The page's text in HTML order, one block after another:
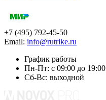
+7 (495) 792-45-50
Email: info@rutrike.ru
График работы
Пн-Пт: с 09:00 до 19:00
Сб-Вс: выходной